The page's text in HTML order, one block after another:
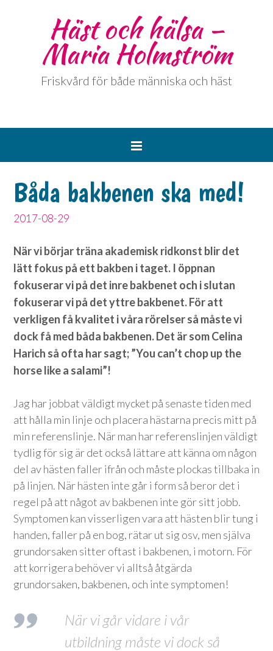
Häst och hälsa –
Maria Holmström
Friskvård för både människa och häst
Båda bakbenen ska med!
2017-08-29
När vi börjar träna akademisk ridkonst blir det
lätt fokus på ett bakben i taget. I öppnan
fokuserar vi på det inre bakbenet och i slutan
fokuserar vi på det yttre bakbenet. För att
verkligen få kvalitet i våra rörelser så måste vi
dock få med båda bakbenen. Det är som Celina
Harich så ofta har sagt; ”You can’t chop up the
horse like a salami”!
Jag har jobbat väldigt mycket på senaste tiden med
att hålla min linje och placera hästarna precis mitt på
min referenslinje. När man har referenslinjen väldigt
tydlig för sig är det också lättare att känna om någon
del av hästen faller ifrån och måste plockas tillbaka in
på linjen. När hästen inte går i form så beror det i
regel på att något av bakbenen inte gör sitt jobb.
Symptomen kan visserligen vara att hästen blir tung i
handen, faller på en bog, rätar ut sig osv, men själva
grundorsaken sitter oftast i bakbenen, i motorn. För
att korrigera behöver vi alltså åtgärda
grundorsaken, bakbenen, och inte symptomen!
När vi går vidare i vår
utbildning måste vi dock så